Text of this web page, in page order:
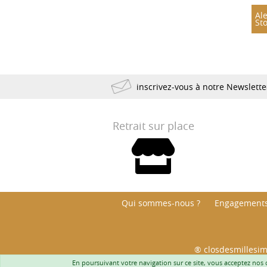
inscrivez-vous à notre
Retrait sur place
Qui sommes-nous ?
®
Interdiction de vente de boissons
En poursuivant votre navigation sur ce site, vous acceptez nos